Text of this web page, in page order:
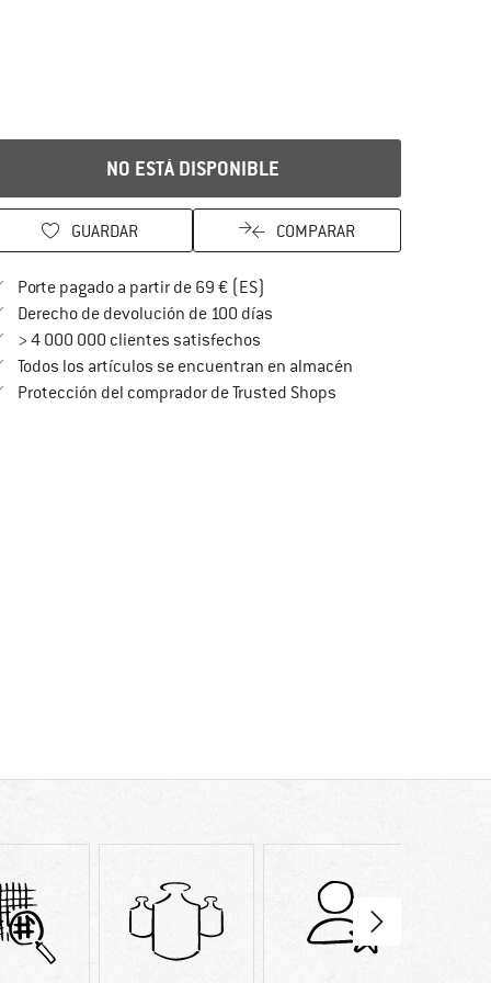
NO ESTÁ DISPONIBLE
GUARDAR COMPARAR
Porte pagado a partir de 69 € (ES)
Derecho de devolución de 100 díasvaya a la política de
> 4 000 000 clientes satisfechos
Todos los artículos se encuentran en almacén
Protección del comprador de Trusted Shops¡toda la información